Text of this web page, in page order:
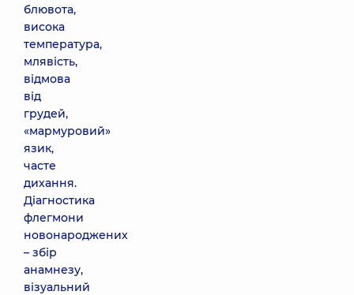
блювота,
висока
температура,
млявість,
відмова
від
грудей,
«мармуровий»
язик,
часте
дихання.
Діагностика
флегмони
новонароджених
– збір
анамнезу,
візуальний